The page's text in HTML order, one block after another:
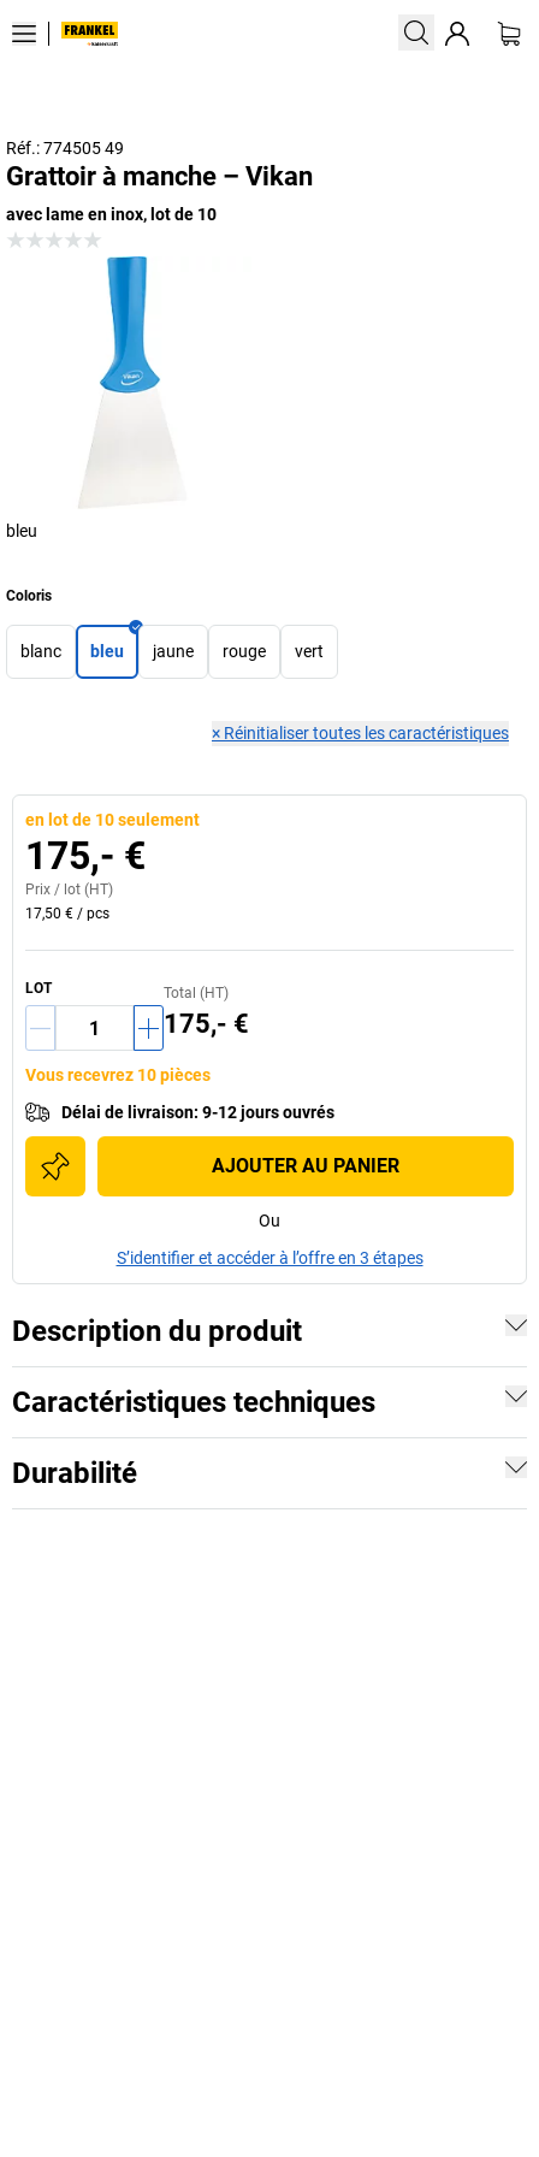
Réf.: 774505 49
Grattoir à manche – Vikan
avec lame en inox, lot de 10
bleu
Coloris
blanc bleu jaune rouge vert
× Réinitialiser toutes les caractéristiques
en lot de 10 seulement
175,- €
Prix / lot (HT)
17,50 € / pcs
LOT Total (HT)
175,- €
Vous recevrez 10 pièces
Délai de livraison: 9-12 jours ouvrés
AJOUTER AU PANIER
Ou
S’identifier et accéder à l’offre en 3 étapes
Description du produit
Caractéristiques techniques
Durabilité